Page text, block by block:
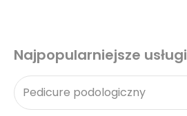
Najpopularniejsze usługi
Pedicure podologiczny